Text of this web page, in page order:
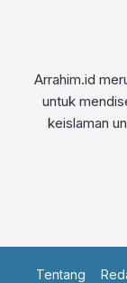
Arrahim.id
untuk
keislaman
Tentang